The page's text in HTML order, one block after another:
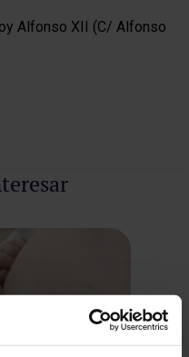
Alfonso XII (C/ Alfonso